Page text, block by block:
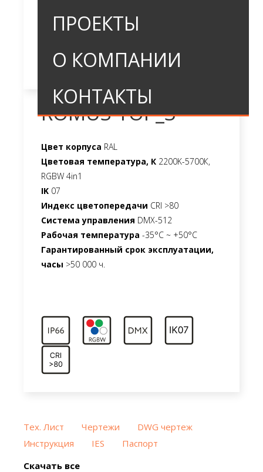
ПРОЕКТЫ
О КОМПАНИИ
КОНТАКТЫ
ROMUS TOP_3
Цвет корпуса RAL
Цветовая температура, К 2200K-5700К,
RGBW 4in1
IK 07
Индекс цветопередачи CRI >80
Система управления DMX-512
Рабочая температура -35°C ~ +50°C
Гарантированный срок эксплуатации,
часы >50 000 ч.
Тех. Лист Чертежи
DWG чертеж
Инструкция
IES
Паспорт
Скачать все